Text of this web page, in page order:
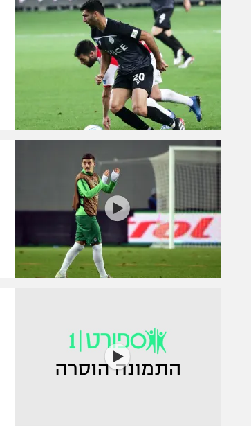
תקנון משתתפים וזוכים בפרסים
תקנון עבור פעילות אלקטרה
תקנון עבור פעילות ספורט 1 – "מרלן"
טניס
גיימינג E-Sports
תנאי שימוש
מדיניות פרטיות
תקנון פעילות ספורט 1
רשיון להקרנה פומבית לבית עסק
הצטרפות לחבילת הערוצים
לוח דרושים – ג'ובנט